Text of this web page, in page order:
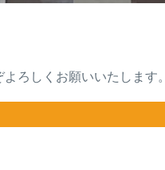
ろしくお願いいたします。